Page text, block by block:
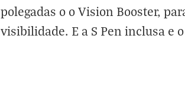
polegadas o o Vision Booster,
visibilidade. E a S Pen inclusa e